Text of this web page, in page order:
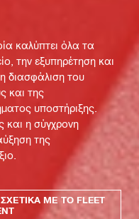
καλύπτει όλα τα
την εξυπηρέτηση και
διασφάλιση του
και της
υποστήριξης.
και η σύγχρονη
της
ΜΕ ΤΟ FLEET